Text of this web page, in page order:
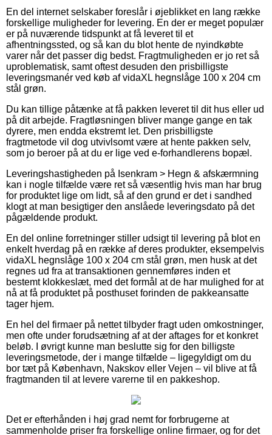
En del internet selskaber foreslår i øjeblikket en lang række
forskellige muligheder for levering. En der er meget populær
er på nuværende tidspunkt at få leveret til et
afhentningssted, og så kan du blot hente de nyindkøbte
varer når det passer dig bedst. Fragtmuligheden er jo ret så
uproblematisk, samt oftest desuden den prisbilligste
leveringsmanér ved køb af vidaXL hegnslåge 100 x 204 cm
stål grøn.
Du kan tillige påtænke at få pakken leveret til dit hus eller ud
på dit arbejde. Fragtløsningen bliver mange gange en tak
dyrere, men endda ekstremt let. Den prisbilligste
fragtmetode vil dog utvivlsomt være at hente pakken selv,
som jo beroer på at du er lige ved e-forhandlerens bopæl.
Leveringshastigheden på Isenkram > Hegn & afskærmning
kan i nogle tilfælde være ret så væsentlig hvis man har brug
for produktet lige om lidt, så af den grund er det i sandhed
klogt at man besigtiger den anslåede leveringsdato på det
pågældende produkt.
En del online forretninger stiller udsigt til levering på blot en
enkelt hverdag på en række af deres produkter, eksempelvis
vidaXL hegnslåge 100 x 204 cm stål grøn, men husk at det
regnes ud fra at transaktionen gennemføres inden et
bestemt klokkeslæt, med det formål at de har mulighed for at
nå at få produktet på posthuset forinden de pakkeansatte
tager hjem.
En hel del firmaer på nettet tilbyder fragt uden omkostninger,
men ofte under forudsætning af at der aftages for et konkret
beløb. I øvrigt kunne man beslutte sig for den billigste
leveringsmetode, der i mange tilfælde – ligegyldigt om du
bor tæt på København, Nakskov eller Vejen – vil blive at få
fragtmanden til at levere varerne til en pakkeshop.
Det er efterhånden i høj grad nemt for forbrugerne at
sammenholde priser fra forskellige online firmaer, og for det